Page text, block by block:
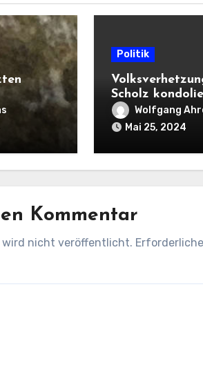
Politik
Scholz
Angehörigen
Massenmörders
Wolfgang
Mai 25, 2024
Kommentar
wird nicht veröffentlicht.